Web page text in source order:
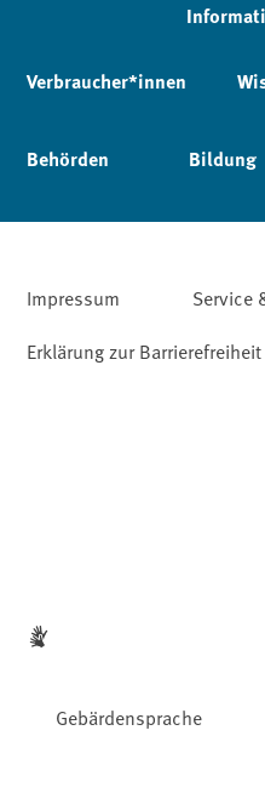
Verbraucher*innen
Behörden Bildung
Impressum Service
Erklärung zur Barrierefreiheit
Gebärdensprache